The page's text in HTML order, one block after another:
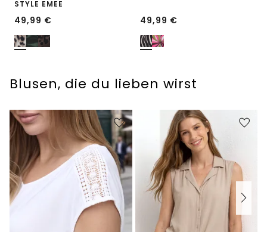
STYLE EMEE
49,99 € 49,99 €
Blusen, die du lieben wirst